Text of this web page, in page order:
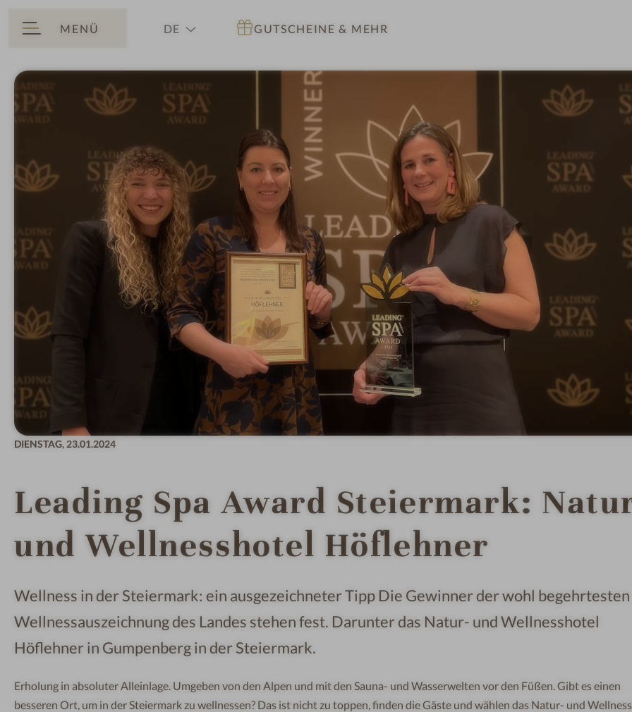
MENÜ
DE
GUTSCHEINE & MEHR
DIENSTAG, 23.01.2024
Leading Spa Award Steiermark:
und Wellnesshotel Höflehner
Wellness in der Steiermark: ein ausgezeichneter Tipp Die Gewinner der wohl begehrtesten
Wellnessauszeichnung des Landes stehen fest. Darunter das Natur- und Wellnesshotel
Höflehner in Gumpenberg in der Steiermark.
Erholung in absoluter Alleinlage. Umgeben von den Alpen und mit den Sauna- und Wasserwelten vor den Füßen. Gibt es einen
besseren Ort, um in der Steiermark zu wellnessen? Das ist nicht zu toppen, finden die Gäste und wählen das Natur- und